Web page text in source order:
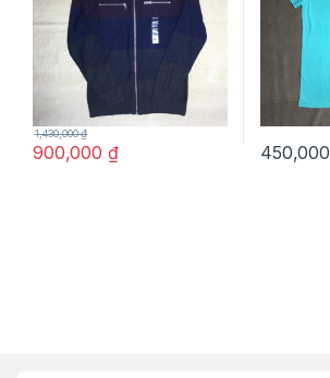
900,000 ₫
1,430,000₫
450,000